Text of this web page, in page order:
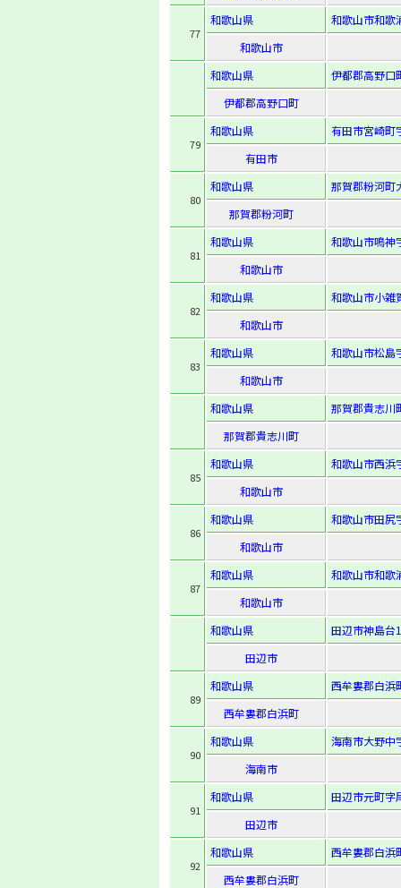
77
和歌山県
和歌山市和歌
和歌山市
和歌山県
伊都郡高野口
伊都郡高野口町
79
和歌山県
有田市宮崎町
有田市
80
和歌山県
那賀郡粉河町
那賀郡粉河町
81
和歌山県
和歌山市鳴神
和歌山市
82
和歌山県
和歌山市小雑
和歌山市
83
和歌山県
和歌山市松島
和歌山市
和歌山県
那賀郡貴志川
那賀郡貴志川町
85
和歌山県
和歌山市西浜
和歌山市
86
和歌山県
和歌山市田尻
和歌山市
87
和歌山県
和歌山市和歌
和歌山市
和歌山県
田辺市神島台
田辺市
89
和歌山県
西牟婁郡白浜
西牟婁郡白浜町
90
和歌山県
海南市大野中
海南市
91
和歌山県
田辺市元町字
田辺市
92
和歌山県
西牟婁郡白浜
西牟婁郡白浜町